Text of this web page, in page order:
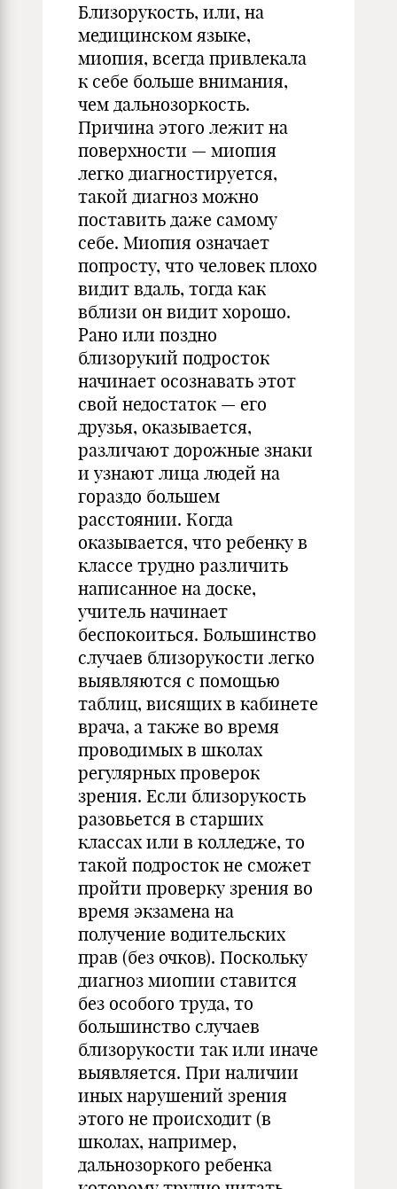
Близорукость, или, на
медицинском языке,
миопия, всегда привлекала
к себе больше внимания,
чем дальнозоркость.
Причина этого лежит на
поверхности — миопия
легко диагностируется,
такой диагноз можно
поставить даже самому
себе. Миопия означает
попросту, что человек плохо
видит вдаль, тогда как
вблизи он видит хорошо.
Рано или поздно
близорукий подросток
начинает осознавать этот
свой недостаток — его
друзья, оказывается,
различают дорожные знаки
и узнают лица людей на
гораздо большем
расстоянии. Когда
оказывается, что ребенку в
классе трудно различить
написанное на доске,
учитель начинает
беспокоиться. Большинство
случаев близорукости легко
выявляются с помощью
таблиц, висящих в кабинете
врача, а также во время
проводимых в школах
регулярных проверок
зрения. Если близорукость
разовьется в старших
классах или в колледже, то
такой подросток не сможет
пройти проверку зрения во
время экзамена на
получение водительских
прав (без очков). Поскольку
диагноз миопии ставится
без особого труда, то
большинство случаев
близорукости так или иначе
выявляется. При наличии
иных нарушений зрения
этого не происходит (в
школах, например,
дальнозоркого ребенка